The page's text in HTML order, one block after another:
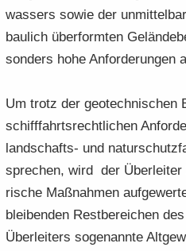
was­sers sowie der
bau­lich über­form­ten
son­ders hohe An­for­de­run­gen
Um trotz der geo­tech­ni­schen
schiff­fahrts­recht­li­chen
landschafts-​ und
spre­chen, wird der
ri­sche Maß­nah­men
blei­ben­den Rest­be­rei­chen
Über­lei­ters so­ge­nann­te